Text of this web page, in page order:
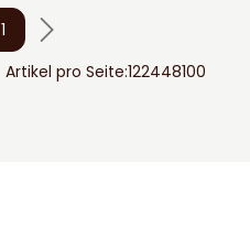
1
Artikel pro Seite:122448100